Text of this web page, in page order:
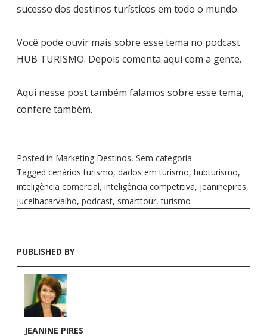
sucesso dos destinos turísticos em todo o mundo.
Você pode ouvir mais sobre esse tema no podcast
HUB TURISMO. Depois comenta aqui com a gente.
Aqui nesse post também falamos sobre esse tema,
confere também.
Posted in Marketing Destinos, Sem categoria
Tagged cenários turismo, dados em turismo, hubturismo,
inteligência comercial, inteligência competitiva, jeaninepires,
jucelhacarvalho, podcast, smarttour,turismo
PUBLISHED BY
JEANINE PIRES